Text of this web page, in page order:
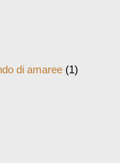
di amaree(1)